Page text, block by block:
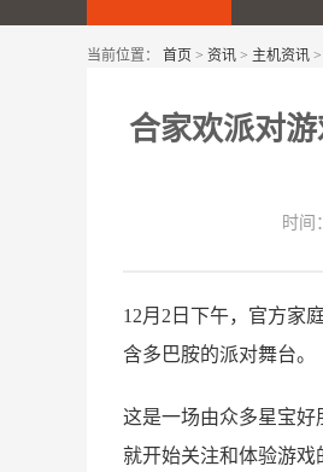
当前位置： 首页 > 资讯 > 主机资讯 >
合家欢派对
时间
12月2日下午，官方家
含多巴胺的派对舞台。
这是一场由众多星宝好
就开始关注和体验游